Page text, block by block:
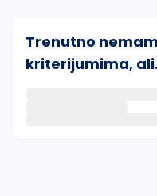
Trenutno
kriterijumima,